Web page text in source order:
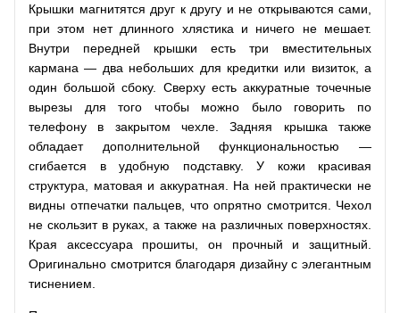
Крышки магнитятся друг к другу и не открываются сами,
при этом нет длинного хлястика и ничего не мешает.
Внутри передней крышки есть три вместительных
кармана — два небольших для кредитки или визиток, а
один большой сбоку. Сверху есть аккуратные точечные
вырезы для того чтобы можно было говорить по
телефону в закрытом чехле. Задняя крышка также
обладает дополнительной функциональностью —
сгибается в удобную подставку. У кожи красивая
структура, матовая и аккуратная. На ней практически не
видны отпечатки пальцев, что опрятно смотрится. Чехол
не скользит в руках, а также на различных поверхностях.
Края аксессуара прошиты, он прочный и защитный.
Оригинально смотрится благодаря дизайну с элегантным
тиснением.